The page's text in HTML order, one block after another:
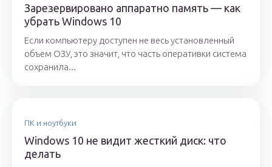
Зарезервировано аппаратно память — как
убрать Windows 10
Если компьютеру доступен не весь установленный
объем ОЗУ, это значит, что часть оперативки система
сохранила...
ПК и ноутбуки
Windows 10 не видит жесткий диск: что
делать